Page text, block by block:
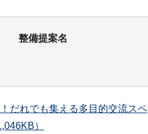
整備提案名
だれでも集える多目的交流スペ
）